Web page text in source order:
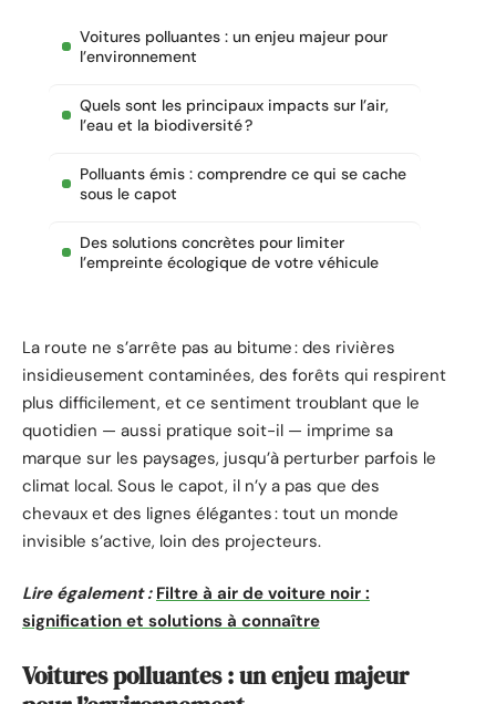
Voitures polluantes : un enjeu majeur pour
l’environnement
Quels sont les principaux impacts sur l’air,
l’eau et la biodiversité ?
Polluants émis : comprendre ce qui se cache
sous le capot
Des solutions concrètes pour limiter
l’empreinte écologique de votre véhicule
La route ne s’arrête pas au bitume : des rivières
insidieusement contaminées, des forêts qui respirent
plus difficilement, et ce sentiment troublant que le
quotidien — aussi pratique soit-il — imprime sa
marque sur les paysages, jusqu’à perturber parfois le
climat local. Sous le capot, il n’y a pas que des
chevaux et des lignes élégantes : tout un monde
invisible s’active, loin des projecteurs.
Lire également : Filtre à air de voiture noir :
signification et solutions à connaître
Voitures polluantes : un enjeu majeur